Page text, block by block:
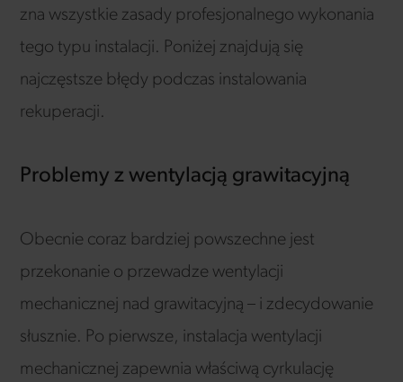
zna wszystkie zasady profesjonalnego wykonania
tego typu instalacji. Poniżej znajdują się
najczęstsze błędy podczas instalowania
rekuperacji.
Problemy z wentylacją grawitacyjną
Obecnie coraz bardziej powszechne jest
przekonanie o przewadze wentylacji
mechanicznej nad grawitacyjną – i zdecydowanie
słusznie. Po pierwsze, instalacja wentylacji
mechanicznej zapewnia właściwą cyrkulację